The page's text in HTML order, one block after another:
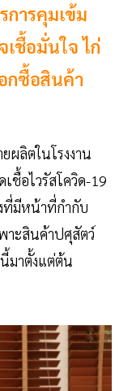
การคุมเข้ม
เชื้อมั่นใจ ไก่
กซื้อสินค้า
ลิตในโรงงาน
ชื้อไวรัสโควิด-19
ที่มีหน้าที่กำกับ
าะสินค้าปศุสัตว์
มาตั้งแต่ต้น